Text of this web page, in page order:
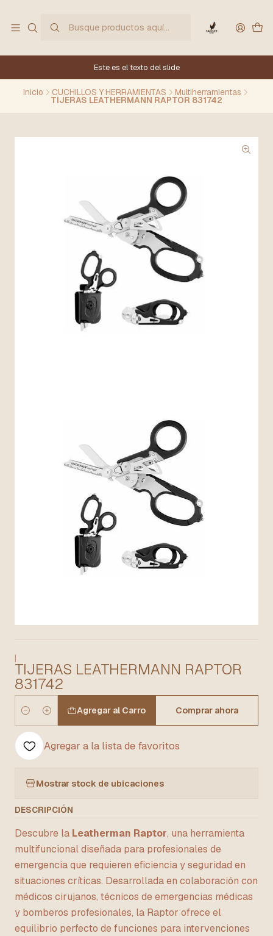
Este es el texto del slide
Inicio CUCHILLOS Y HERRAMIENTAS Multiherramientas
TIJERAS LEATHERMANN RAPTOR 831742
|
TIJERAS LEATHERMANN RAPTOR
831742
Cantidad
Agregar al Carro Comprar ahora
Agregar a la lista de favoritos
Mostrar stock de ubicaciones
DESCRIPCIÓN
Descubre la Leatherman Raptor, una herramienta
multifuncional diseñada para profesionales de
emergencia que requieren eficiencia y seguridad en
situaciones críticas. Desarrollada en colaboración con
médicos cirujanos, técnicos de emergencias médicas
y bomberos profesionales, la Raptor ofrece el
equilibrio perfecto de funciones para intervenciones